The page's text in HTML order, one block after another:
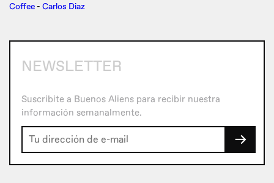
Coffee - Carlos Diaz
NEWSLETTER
Suscribite a Buenos Aliens para recibir nuestra
información semanalmente.
→